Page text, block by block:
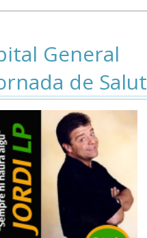
General
de Salut